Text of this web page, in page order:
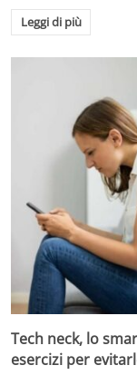
Leggi di più
Tech neck, lo
esercizi per